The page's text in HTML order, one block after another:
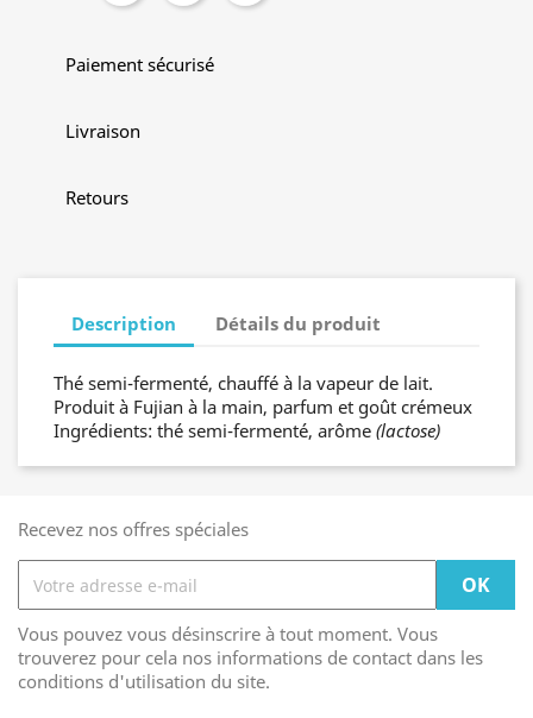
Paiement sécurisé
Livraison
Retours
Description Détails du produit
Thé semi-fermenté, chauffé à la vapeur de lait.
Produit à Fujian à la main, parfum et goût crémeux
Ingrédients: thé semi-fermenté, arôme (lactose)
Recevez nos offres spéciales
Vous pouvez vous désinscrire à tout moment. Vous
trouverez pour cela nos informations de contact dans les
conditions d'utilisation du site.